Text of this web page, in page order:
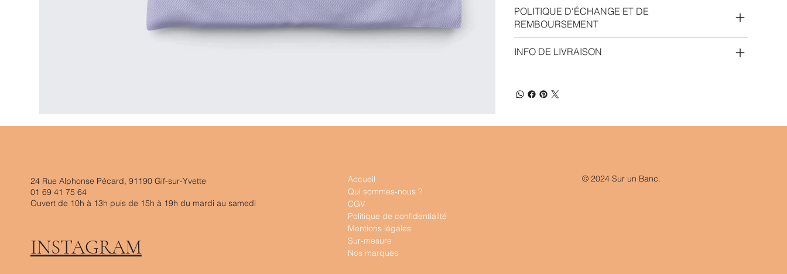
POLITIQUE D'ÉCHANGE ET DE
REMBOURSEMENT
INFO DE LIVRAISON
24 Rue Alphonse Pécard, 91190 Gif-sur-Yvette
01 69 41 75 64
Ouvert de 10h à 13h puis de 15h à 19h du mardi au samedi
INSTAGRAM
Accueil
Qui sommes-nous ?
CGV
Politique de confidentialité
Mentions légales
Sur-mesure
Nos marques
© 2024 Sur un Banc.